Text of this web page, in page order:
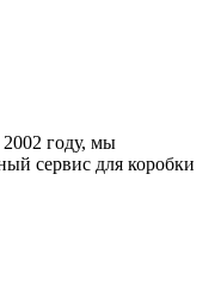
году, мы
сервис для коробки